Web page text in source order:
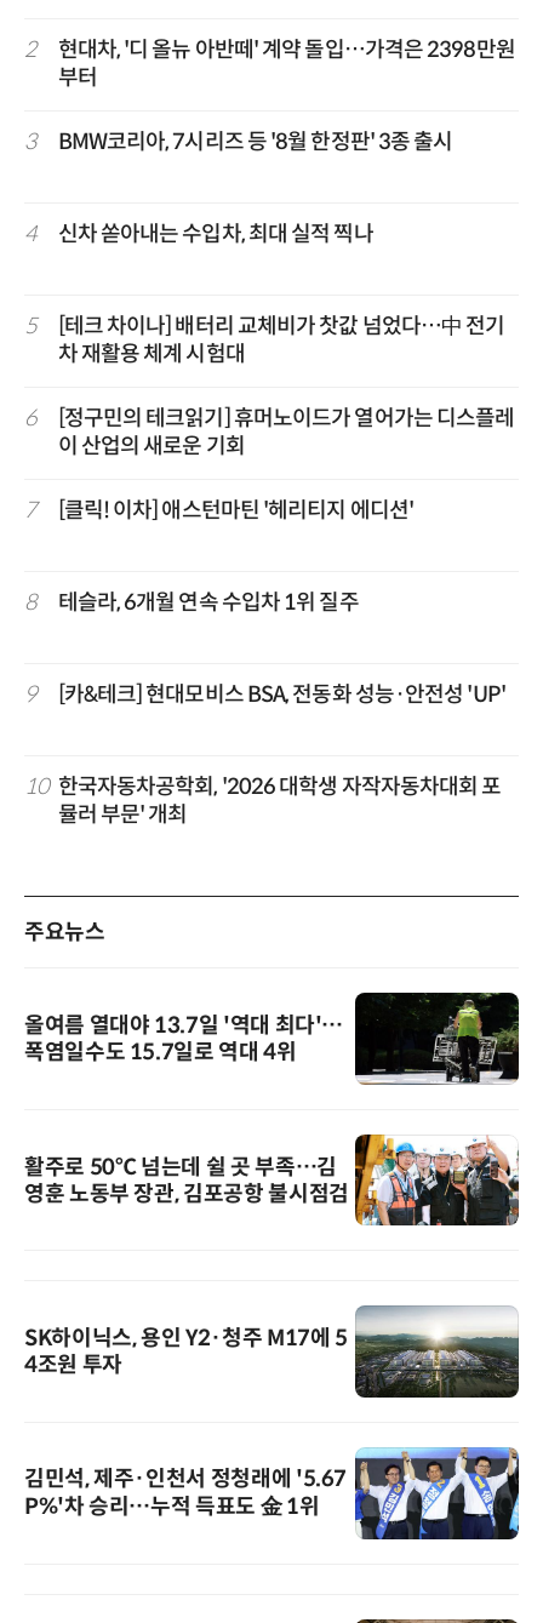
2
현대차, '디 올뉴 아반떼' 계약 돌입…가격은 2398만원
부터
3 BMW코리아, 7시리즈 등 '8월 한정판' 3종 출시
4 신차 쏟아내는 수입차, 최대 실적 찍나
5
[테크 차이나] 배터리 교체비가 찻값 넘었다…中 전기
차 재활용 체계 시험대
6
[정구민의 테크읽기] 휴머노이드가 열어가는 디스플레
이 산업의 새로운 기회
7 [클릭! 이차] 애스턴마틴 '헤리티지 에디션'
8 테슬라, 6개월 연속 수입차 1위 질주
9 [카&테크] 현대모비스 BSA, 전동화 성능·안전성 'UP'
10 한국자동차공학회, '2026 대학생 자작자동차대회 포
뮬러 부문' 개최
주요뉴스
올여름 열대야 13.7일 '역대 최다'…
폭염일수도 15.7일로 역대 4위
활주로 50℃ 넘는데 쉴 곳 부족…김
영훈 노동부 장관, 김포공항 불시점검
SK하이닉스, 용인 Y2·청주 M17에 5
4조원 투자
김민석, 제주·인천서 정청래에 '5.67
P%'차 승리…누적 득표도 金 1위